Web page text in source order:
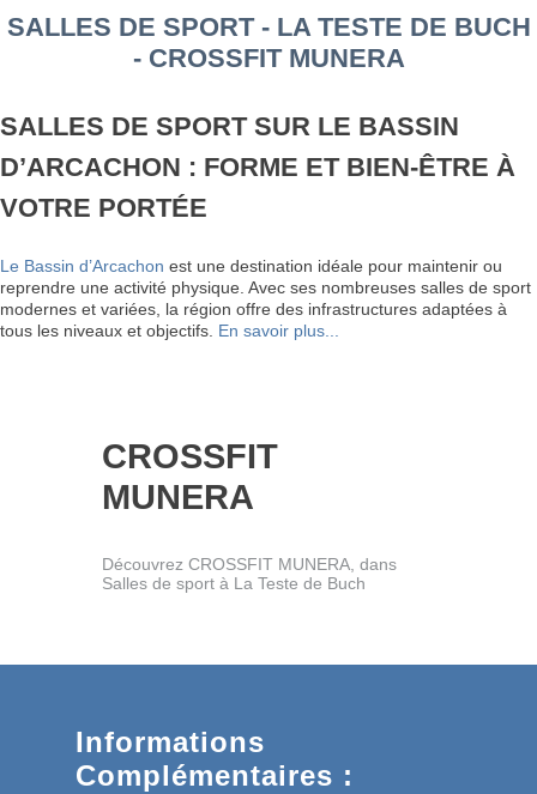
SALLES DE SPORT - LA TESTE DE BUCH
- CROSSFIT MUNERA
SALLES DE SPORT SUR LE BASSIN
D’ARCACHON : FORME ET BIEN-ÊTRE À
VOTRE PORTÉE
Le Bassin d’Arcachon est une destination idéale pour maintenir ou
reprendre une activité physique. Avec ses nombreuses salles de sport
modernes et variées, la région offre des infrastructures adaptées à
tous les niveaux et objectifs. En savoir plus...
CROSSFIT
MUNERA
Découvrez CROSSFIT MUNERA, dans
Salles de sport à La Teste de Buch
Informations
Complémentaires :